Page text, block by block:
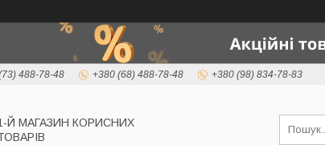
488-78-48 +380 (68) 488-78-48 +380 (98) 834-78-83
Й МАГАЗИН КОРИСНИХ